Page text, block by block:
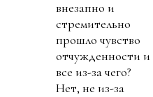
внезапно и
стремительно
прошло чувство
отчужденности и
все из-за чего?
Нет, не из-за